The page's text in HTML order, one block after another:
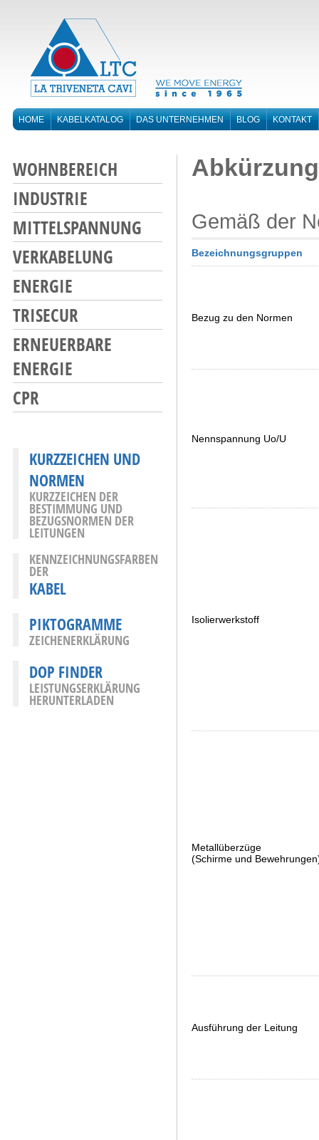
HOME KABELKATALOG DAS UNTERNEHMEN BLOG KONTAKT
WOHNBEREICH
INDUSTRIE
MITTELSPANNUNG
VERKABELUNG
ENERGIE
TRISECUR
ERNEUERBARE
ENERGIE
CPR
KURZZEICHEN UND
NORMEN
KURZZEICHEN DER
BESTIMMUNG UND
BEZUGSNORMEN DER
LEITUNGEN
KENNZEICHNUNGSFARBEN
DER
KABEL
PIKTOGRAMME
ZEICHENERKLÄRUNG
DOP FINDER
LEISTUNGSERKLÄRUNG
HERUNTERLADEN
Gemäß der
Bezeichnungsgruppen
Bezug zu den Normen
Nennspannung Uo/U
Isolierwerkstoff
Metallüberzüge
(Schirme und
Ausführung der Leitung